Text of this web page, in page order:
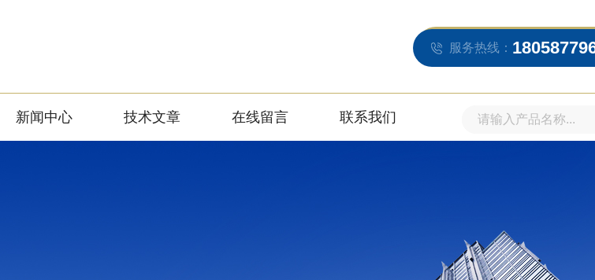
服务热线：
新闻中心 技术文章 在线留言 联系我们